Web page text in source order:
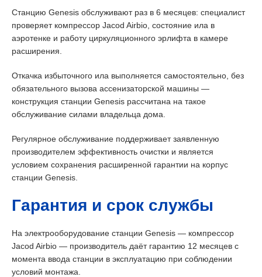
Станцию Genesis обслуживают раз в 6 месяцев: специалист
проверяет компрессор Jacod Airbio, состояние ила в
аэротенке и работу циркуляционного эрлифта в камере
расширения.
Откачка избыточного ила выполняется самостоятельно, без
обязательного вызова ассенизаторской машины —
конструкция станции Genesis рассчитана на такое
обслуживание силами владельца дома.
Регулярное обслуживание поддерживает заявленную
производителем эффективность очистки и является
условием сохранения расширенной гарантии на корпус
станции Genesis.
Гарантия и срок службы
На электрооборудование станции Genesis — компрессор
Jacod Airbio — производитель даёт гарантию 12 месяцев с
момента ввода станции в эксплуатацию при соблюдении
условий монтажа.